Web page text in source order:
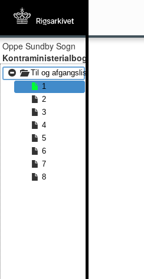
Oppe Sundby Sogn
Kontraministerialbog
Til og afgangslister 1814 - Til og
1
2
3
4
5
6
7
8